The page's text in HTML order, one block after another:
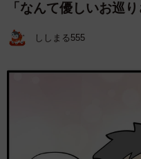
「なんて優しいお巡り
ししまる555